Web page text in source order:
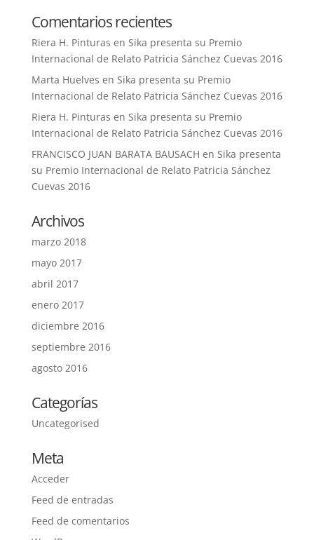
Comentarios recientes
Riera H. Pinturas en Sika presenta su Premio
Internacional de Relato Patricia Sánchez Cuevas 2016
Marta Huelves en Sika presenta su Premio
Internacional de Relato Patricia Sánchez Cuevas 2016
Riera H. Pinturas en Sika presenta su Premio
Internacional de Relato Patricia Sánchez Cuevas 2016
FRANCISCO JUAN BARATA BAUSACH en Sika presenta
su Premio Internacional de Relato Patricia Sánchez
Cuevas 2016
Archivos
marzo 2018
mayo 2017
abril 2017
enero 2017
diciembre 2016
septiembre 2016
agosto 2016
Categorías
Uncategorised
Meta
Acceder
Feed de entradas
Feed de comentarios